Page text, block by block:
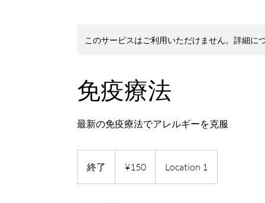
このサービスはご利用いただけません。詳細に
免疫療法
最新の免疫療法でアレルギーを克服
終了
了
¥150 Location 1